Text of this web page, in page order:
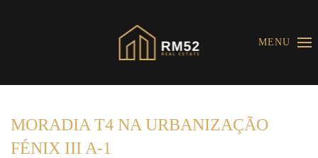
MENU
MORADIA T4 NA URBANIZAÇÃO
FÉNIX III A-1